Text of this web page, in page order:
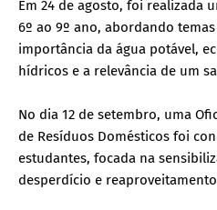
Em 24 de agosto, foi realizada
6º ao 9º ano, abordando
importância da água potável,
hídricos e a relevância de um
No dia 12 de setembro, uma
de Resíduos Domésticos foi
estudantes, focada na
desperdício e